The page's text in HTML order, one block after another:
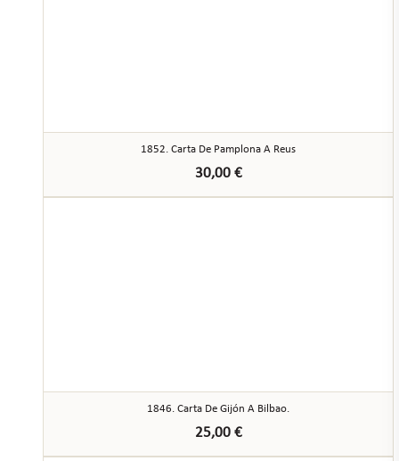
1852. Carta De Pamplona A Reus
30,00 €
1846. Carta De Gijón A Bilbao.
25,00 €